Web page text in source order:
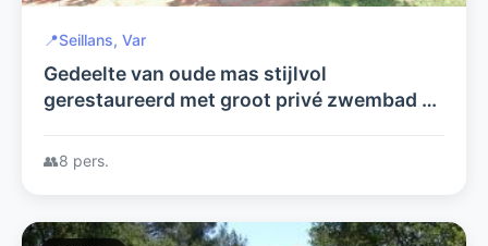
📍Seillans, Var
Gedeelte van oude mas stijlvol
gerestaureerd met groot privé zwembad en
👥8 pers.